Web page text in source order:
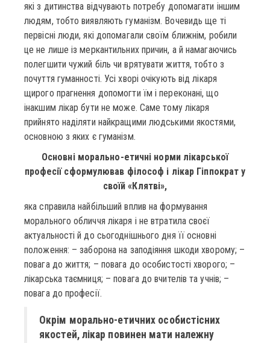
які з дитинства відчувають потребу допомагати іншим
людям, тобто виявляють гуманізм. Вочевидь ще ті
первісні люди, які допомагали своїм ближнім, робили
це не лише із меркантильних причин, а й намагаючись
полегшити чужий біль чи врятувати життя, тобто з
почуття гуманності. Усі хворі очікують від лікаря
щирого прагнення допомогти їм і переконані, що
інакшим лікар бути не може. Саме тому лікаря
прийнято наділяти найкращими людськими якостями,
основною з яких є гуманізм.
Основні морально-етичні норми лікарської
професії сформулював філософ і лікар Гіппократ у
своїй «Клятві»,
яка справила найбільший вплив на формування
морального обличчя лікаря і не втратила своєї
актуальності й до сьогоднішнього дня її основні
положення: – заборона на заподіяння шкоди хворому; –
повага до життя; – повага до особистості хворого; –
лікарська таємниця; – повага до вчителів та учнів; –
повага до професії.
Окрім морально-етичних особистісних
якостей, лікар повинен мати належну